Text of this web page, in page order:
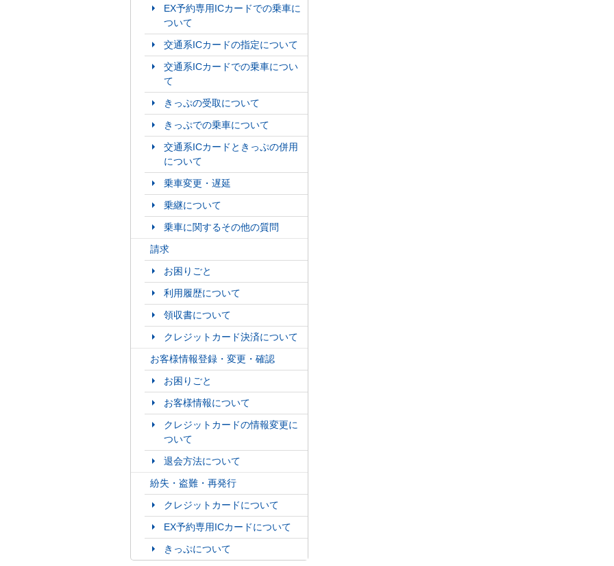
EX予約専用ICカードでの乗車に
ついて
交通系ICカードの指定について
交通系ICカードでの乗車につい
て
きっぷの受取について
きっぷでの乗車について
交通系ICカードときっぷの併用
について
乗車変更・遅延
乗継について
乗車に関するその他の質問
請求
お困りごと
利用履歴について
領収書について
クレジットカード決済について
お客様情報登録・変更・確認
お困りごと
お客様情報について
クレジットカードの情報変更に
ついて
退会方法について
紛失・盗難・再発行
クレジットカードについて
EX予約専用ICカードについて
きっぷについて